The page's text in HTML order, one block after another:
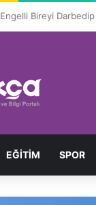
Bireyi
EĞITIM SPOR